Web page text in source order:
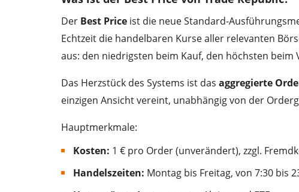
Der Best Price ist die neue Standard-
Echtzeit die handelbaren Kurse aller relevanten
aus: den niedrigsten beim Kauf, den höchsten beim
Das Herzstück des Systems ist das aggregierte
einzigen Ansicht vereint, unabhängig von der
Hauptmerkmale:
Kosten: 1 € pro Order (unverändert), zzgl.
Handelszeiten: Montag bis Freitag, von 7:30 bis